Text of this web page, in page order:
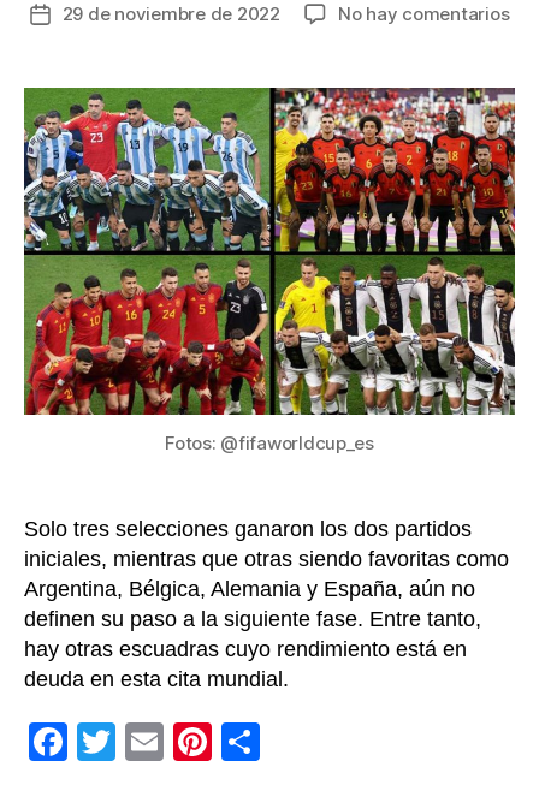
Fecha
entrada
29 de noviembre de 2022 No hay comentariosen
y
en
los
a
la
por
en
Fotos: @fifaworldcup_es
Solo tres selecciones ganaron los dos partidos
iniciales, mientras que otras siendo favoritas como
Argentina, Bélgica, Alemania y España, aún no
definen su paso a la siguiente fase. Entre tanto,
hay otras escuadras cuyo rendimiento está en
deuda en esta cita mundial.
F
T
E
Pi